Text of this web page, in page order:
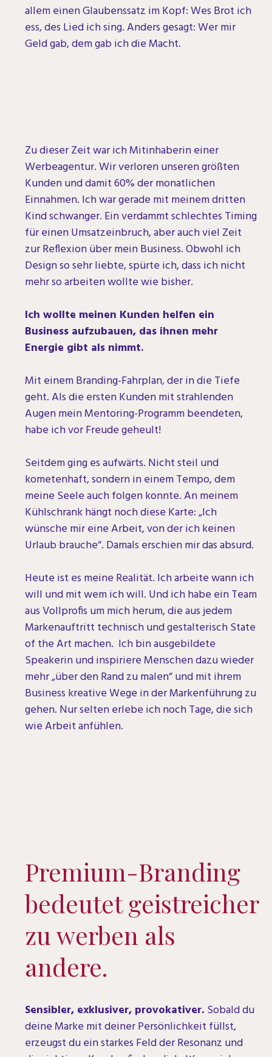
allem einen Glaubenssatz im Kopf: Wes Brot ich
ess, des Lied ich sing. Anders gesagt: Wer mir
Geld gab, dem gab ich die Macht.
Zu dieser Zeit war ich Mitinhaberin einer
Werbeagentur. Wir verloren unseren größten
Kunden und damit 60% der monatlichen
Einnahmen. Ich war gerade mit meinem dritten
Kind schwanger. Ein verdammt schlechtes Timing
für einen Umsatzeinbruch, aber auch viel Zeit
zur Reflexion über mein Business. Obwohl ich
Design so sehr liebte, spürte ich, dass ich nicht
mehr so arbeiten wollte wie bisher.
Ich wollte meinen Kunden helfen ein
Business aufzubauen, das ihnen mehr
Energie gibt als nimmt.
Mit einem Branding-Fahrplan, der in die Tiefe
geht. Als die ersten Kunden mit strahlenden
Augen mein Mentoring-Programm beendeten,
habe ich vor Freude geheult!
Seitdem ging es aufwärts. Nicht steil und
kometenhaft, sondern in einem Tempo, dem
meine Seele auch folgen konnte. An meinem
Kühlschrank hängt noch diese Karte: „Ich
wünsche mir eine Arbeit, von der ich keinen
Urlaub brauche“. Damals erschien mir das absurd.
Heute ist es meine Realität. Ich arbeite wann ich
will und mit wem ich will. Und ich habe ein Team
aus Vollprofis um mich herum, die aus jedem
Markenauftritt technisch und gestalterisch State
of the Art machen. Ich bin ausgebildete
Speakerin und inspiriere Menschen dazu wieder
mehr „über den Rand zu malen“ und mit ihrem
Business kreative Wege in der Markenführung zu
gehen. Nur selten erlebe ich noch Tage, die sich
wie Arbeit anfühlen.
Premium-Branding
bedeutet geistreicher
zu werben als
andere.
Sensibler, exklusiver, provokativer. Sobald du
deine Marke mit deiner Persönlichkeit füllst,
erzeugst du ein starkes Feld der Resonanz und